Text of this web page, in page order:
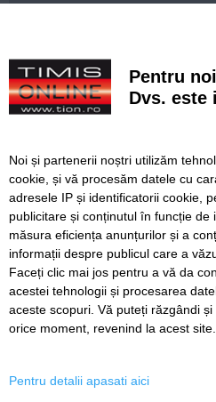
Legea integrității a trecut și de
„amendamentul Fritz”.
Alertă în Mamaia după ce o
Prețurile alimentelor vor începe
sfârșitul anului
SERVICII Redactia
Pentru
Dvs. este
Noi și partenerii noștri utilizăm
cookie, și vă procesăm datele cu
adresele IP și identificatorii cookie,
publicitare și conținutul în funcție de
măsura eficiența anunțurilor și a
informații despre publicul care a
Faceți clic mai jos pentru a vă da
acestei tehnologii și procesarea
aceste scopuri. Vă puteți răzgândi
orice moment, revenind la acest site.
Pentru detalii apasati aici